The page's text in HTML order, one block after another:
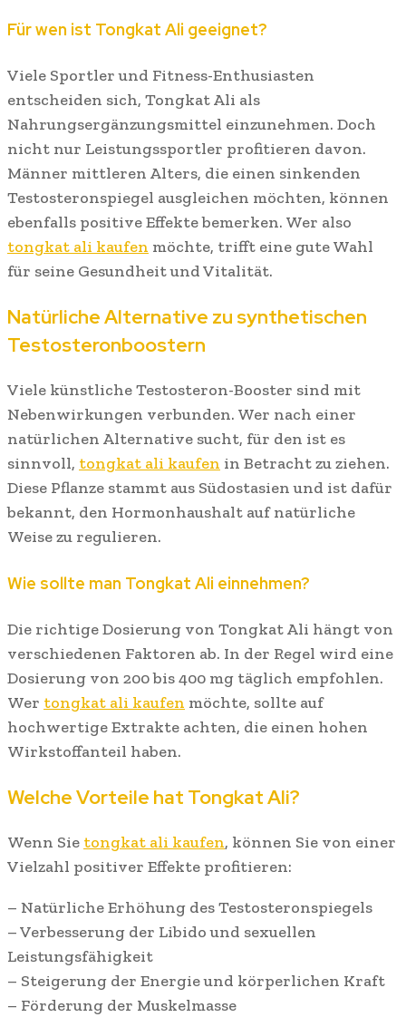
Für wen ist Tongkat Ali geeignet?
Viele Sportler und Fitness-Enthusiasten
entscheiden sich, Tongkat Ali als
Nahrungsergänzungsmittel einzunehmen. Doch
nicht nur Leistungssportler profitieren davon.
Männer mittleren Alters, die einen sinkenden
Testosteronspiegel ausgleichen möchten, können
ebenfalls positive Effekte bemerken. Wer also
tongkat ali kaufen möchte, trifft eine gute Wahl
für seine Gesundheit und Vitalität.
Natürliche Alternative zu synthetischen
Testosteronboostern
Viele künstliche Testosteron-Booster sind mit
Nebenwirkungen verbunden. Wer nach einer
natürlichen Alternative sucht, für den ist es
sinnvoll, tongkat ali kaufen in Betracht zu ziehen.
Diese Pflanze stammt aus Südostasien und ist dafür
bekannt, den Hormonhaushalt auf natürliche
Weise zu regulieren.
Wie sollte man Tongkat Ali einnehmen?
Die richtige Dosierung von Tongkat Ali hängt von
verschiedenen Faktoren ab. In der Regel wird eine
Dosierung von 200 bis 400 mg täglich empfohlen.
Wer tongkat ali kaufen möchte, sollte auf
hochwertige Extrakte achten, die einen hohen
Wirkstoffanteil haben.
Welche Vorteile hat Tongkat Ali?
Wenn Sie tongkat ali kaufen, können Sie von einer
Vielzahl positiver Effekte profitieren:
– Natürliche Erhöhung des Testosteronspiegels
– Verbesserung der Libido und sexuellen
Leistungsfähigkeit
– Steigerung der Energie und körperlichen Kraft
– Förderung der Muskelmasse